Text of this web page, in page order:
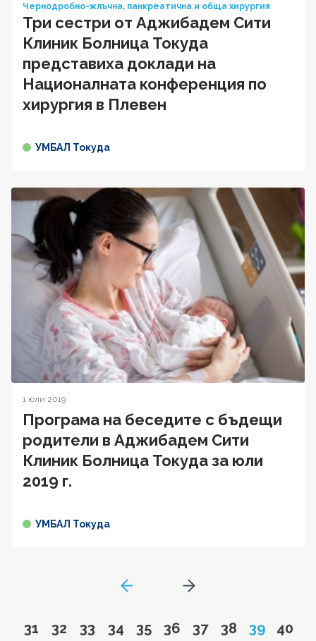
Чернодробно-жлъчна, панкреатична и обща хирургия
Три сестри от Аджибадем Сити
Клиник Болница Токуда
представиха доклади на
Националната конференция по
хирургия в Плевен
УМБАЛ Токуда
1 юли 2019
Програма на беседите с бъдещи
родители в Аджибадем Сити
Клиник Болница Токуда за юли
2019 г.
УМБАЛ Токуда
GoToPreviousPage
Go to page
31 Go to page
32 Go to page
33 Go to page
34 Go to page
35 Go to page
36 Go to page
37 Go to page
38 Page
39 Go
40
Go to next page